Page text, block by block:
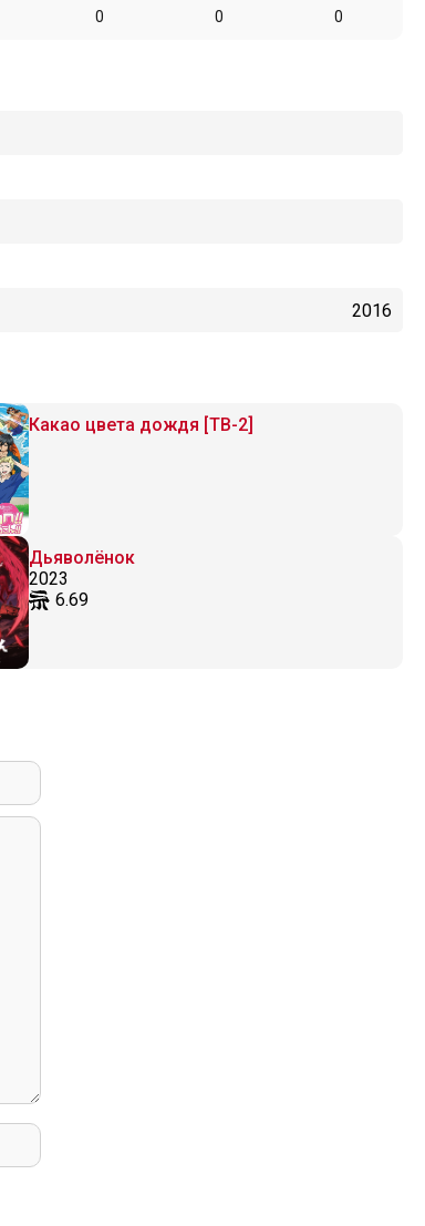
0 0 0
2016
Какао цвета дождя [ТВ-2]
Дьяволёнок
2023
6.69